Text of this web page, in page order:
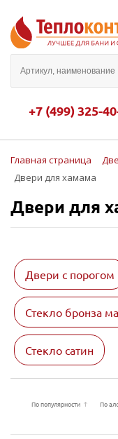
+7 (499) 325-
Главная страница
Двери для хамама
Двери для
Двери с порогом
Стекло бронза
Стекло сатин
По популярности По